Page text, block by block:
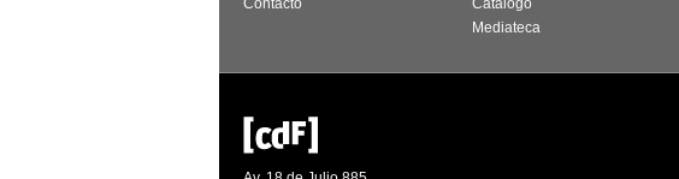
Contacto
Catálogo
Mediateca